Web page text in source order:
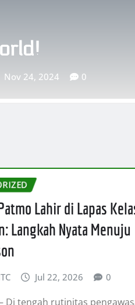
KPU RUN di
Benteng
Media
Lahir di Lapas
Langkah Nyata Menuju
Jul 22, 2026 0
Di tengah rutinitas